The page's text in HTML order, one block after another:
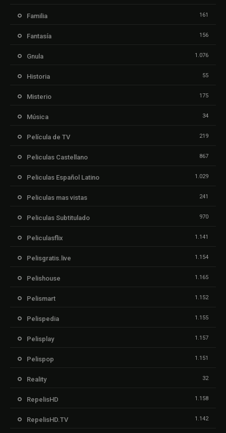
Familia 161
Fantasía 156
Gnula 1.076
Historia 55
Misterio 175
Música 34
Película de TV 219
Peliculas Castellano 867
Peliculas Español Latino 1.029
Peliculas mas vistas 241
Peliculas Subtitulado 970
Peliculasflix 1.141
Pelisgratis.live 1.154
Pelishouse 1.165
Pelismart 1.152
Pelispedia 1.155
Pelisplay 1.157
Pelispop 1.151
Reality 32
RepelisHD 1.158
RepelisHD.TV 1.142